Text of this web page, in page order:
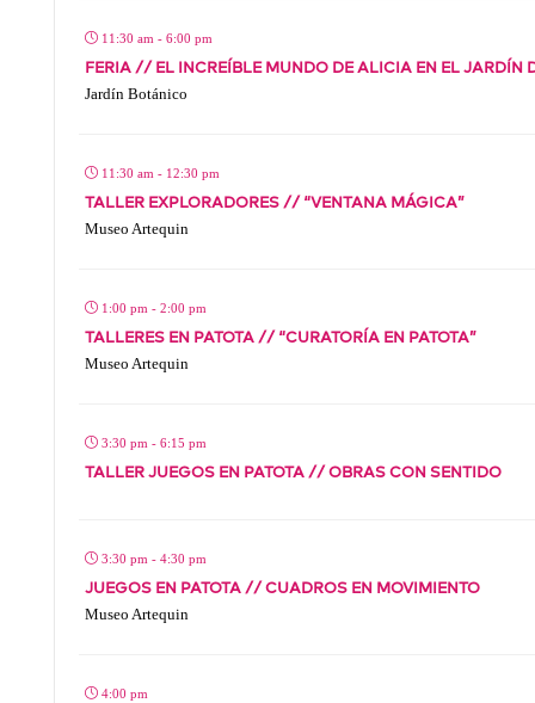
11:30 am - 6:00 pm
FERIA // EL INCREÍBLE MUNDO DE ALICIA EN EL JARDÍN
Jardín Botánico
11:30 am - 12:30 pm
TALLER EXPLORADORES // “VENTANA MÁGICA”
Museo Artequin
1:00 pm - 2:00 pm
TALLERES EN PATOTA // “CURATORÍA EN PATOTA”
Museo Artequin
3:30 pm - 6:15 pm
TALLER JUEGOS EN PATOTA // OBRAS CON SENTIDO
3:30 pm - 4:30 pm
JUEGOS EN PATOTA // CUADROS EN MOVIMIENTO
Museo Artequin
4:00 pm